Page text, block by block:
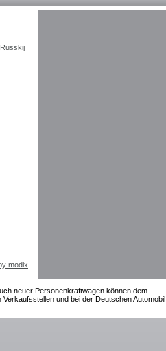
modix
neuer Personenkraftwagen können dem
und bei der Deutschen Automobil